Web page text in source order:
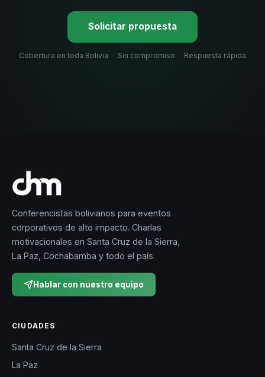
Solicitar propuesta
Cobertura en toda Bolivia · Sin compromiso · Respuesta rápida
Conferencistas bolivianos para eventos
corporativos de alto impacto. Charlas
motivacionales en Santa Cruz de la Sierra,
La Paz, Cochabamba y todo el país.
Hablar con nuestro equipo
CIUDADES
Santa Cruz de la Sierra
La Paz